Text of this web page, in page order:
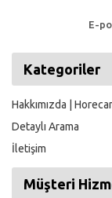
E-
Kategoriler
Hakkımızda |
Detaylı Arama
İletişim
Müşteri